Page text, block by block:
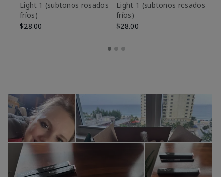
Light 1​ (subtonos rosados
fríos)
$28.00
Light 1​ (subtonos rosados
fríos)
$28.00